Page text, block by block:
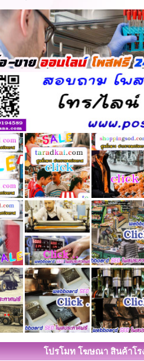
โปรโมท โฆษณา สินค้าโร